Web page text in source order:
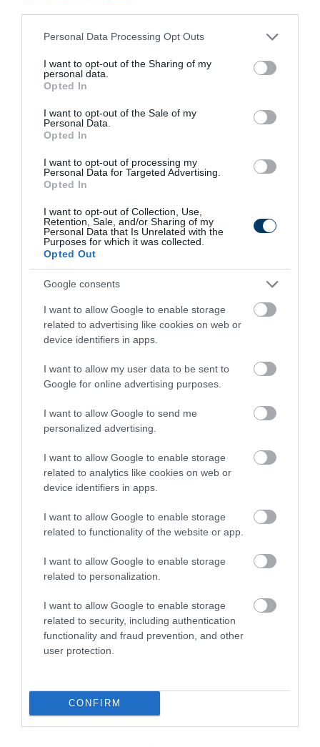
Please note that this website/app uses one or more Google
not limited to your visit or usage behaviour. You may click to
grant or deny consent to Google and its third-party tags to
use your data for below specified purposes in below Google
consent section.
Personal Data Processing Opt Outs
I want to opt-out of the Sharing of my
personal data.
Opted In
I want to opt-out of the Sale of my
Personal Data.
Opted In
I want to opt-out of processing my
Personal Data for Targeted Advertising.
Opted In
I want to opt-out of Collection, Use,
Retention, Sale, and/or Sharing of my
Personal Data that Is Unrelated with the
Purposes for which it was collected.
Opted Out
Google consents
I want to allow Google to enable storage
related to advertising like cookies on web or
device identifiers in apps.
I want to allow my user data to be sent to
Google for online advertising purposes.
I want to allow Google to send me
personalized advertising.
I want to allow Google to enable storage
related to analytics like cookies on web or
device identifiers in apps.
I want to allow Google to enable storage
related to functionality of the website or app.
I want to allow Google to enable storage
related to personalization.
I want to allow Google to enable storage
related to security, including authentication
functionality and fraud prevention, and other
user protection.
CONFIRM
200 112 171
This Simple Trick Removes All Parasites From
365 185 234
9 h 47 min
206 151 203